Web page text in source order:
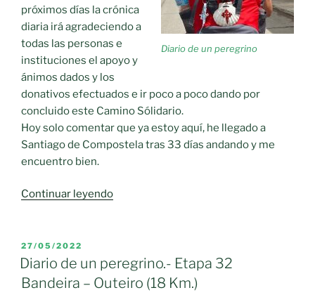
Diario de un peregrino
próximos días la crónica
diaria irá agradeciendo a
todas las personas e
instituciones el apoyo y
ánimos dados y los
donativos efectuados e ir poco a poco dando por
concluido este Camino Sólidario.
Hoy solo comentar que ya estoy aquí, he llegado a
Santiago de Compostela tras 33 días andando y me
encuentro bien.
Continuar leyendo«Diario
Etapa
33
Outeiro
PUBLICADO
EL
27/05/2022
Diario de un peregrino.- Etapa 32
Bandeira – Outeiro (18 Km.)